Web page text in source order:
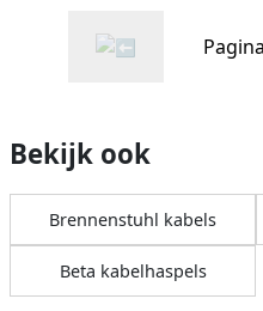
Bekijk ook
Brennenstuhl kabels
Beta kabelhaspels